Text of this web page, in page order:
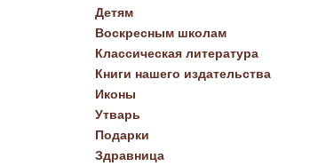
Детям
Воскресным школам
Классическая литература
Книги нашего издательства
Иконы
Утварь
Подарки
Здравница